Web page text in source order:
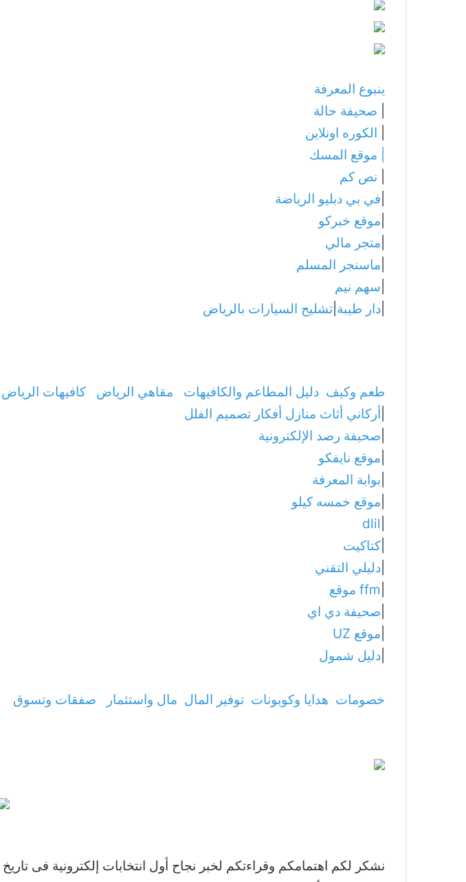
ينبوع المعرفة
صحيفة حالة
الكوره اونلاين
موقع المسك
نص كم
في بي دبليو الرياضة
موقع خبركو
متجر مالي
ماسنجر المسلم
سهم نيم
دار طيبة تشليح السيارات بالرياض
طعم وكيف دليل المطاعم والكافيهات مقاهي الرياض
كافيهات
أركاني أثاث منازل أفكار تصميم الفلل
صحيفة رصد الإلكترونية
موقع نايفكو
بوابة المعرفة
موقع خمسه كيلو
dlil
كتاكيت
دليلي التقني
ffm موقع
صحيفة دي اي
موقع UZ
دليل شمول
خصومات هدايا وكوبونات توفير المال مال واستثمار صفقات وتسوق